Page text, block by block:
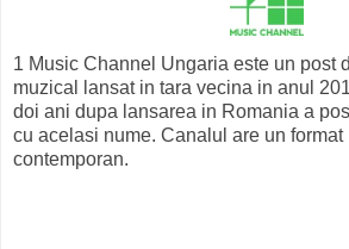
1 Music Channel Ungaria este un post
muzical lansat in tara vecina in anul
doi ani dupa lansarea in Romania a
cu acelasi nume. Canalul are un format
contemporan.